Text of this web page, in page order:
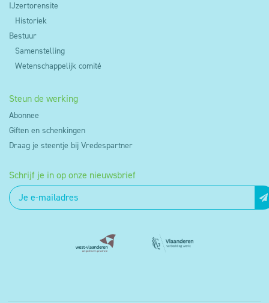
IJzertorensite
Historiek
Bestuur
Samenstelling
Wetenschappelijk comité
Steun de werking
Abonnee
Giften en schenkingen
Draag je steentje bij Vredespartner
Schrijf je in op onze nieuwsbrief